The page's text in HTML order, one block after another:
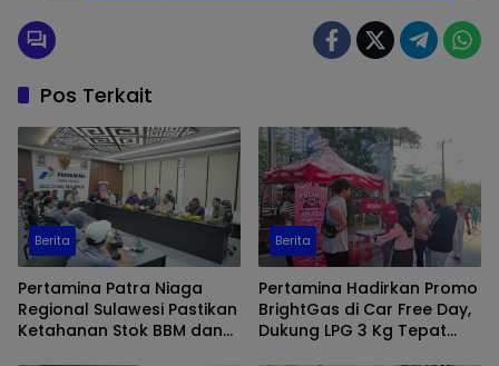
Pos Terkait
Berita
Pertamina Patra Niaga
Regional Sulawesi Pastikan
Ketahanan Stok BBM dan
Berita
Pertamina Hadirkan Promo
BrightGas di Car Free Day,
Dukung LPG 3 Kg Tepat